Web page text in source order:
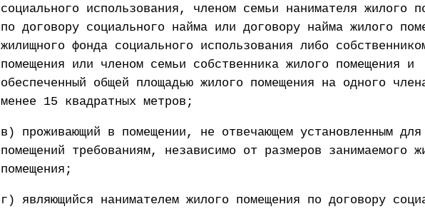
социального использования, членом семьи нанимателя жилого
по договору социального найма или договору найма жилого
жилищного фонда социального использования либо
помещения или членом семьи собственника жилого помещения и
обеспеченный общей площадью жилого помещения на одного
менее 15 квадратных метров;
в) проживающий в помещении, не отвечающем установленным для
помещений требованиям, независимо от размеров занимаемого
помещения;
г) являющийся нанимателем жилого помещения по договору